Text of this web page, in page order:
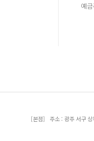
예
[본점] 주소 : 광주 서구